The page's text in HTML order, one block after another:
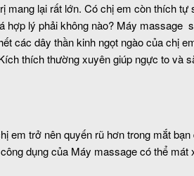
mang lại rất lớn. Có chị em còn thích
hợp lý phải không nào? Máy massage
các dây thần kinh ngọt ngào của chị
thích thường xuyên giúp ngực to và
trở nên quyến rũ hơn trong mắt
dụng của Máy massage có thể